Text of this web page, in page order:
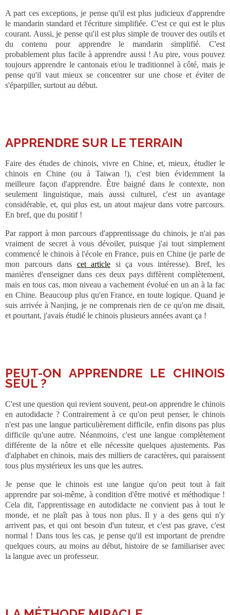
A part ces exceptions, je pense qu'il est plus judicieux d'apprendre
le mandarin standard et l'écriture simplifiée. C'est ce qui est le plus
courant. Aussi, je pense qu'il est plus simple de trouver des outils et
du contenu pour apprendre le mandarin simplifié. C'est
probablement plus facile à apprendre aussi ! Au pire, vous pouvez
toujours apprendre le cantonais et/ou le traditionnel à côté, mais je
pense qu'il vaut mieux se concentrer sur une chose et éviter de
s'éparpiller, surtout au début.
APPRENDRE SUR LE TERRAIN
Faire des études de chinois, vivre en Chine, et, mieux, étudier le
chinois en Chine (ou à Taiwan !), c'est bien évidemment la
meilleure façon d'apprendre. Être baigné dans le contexte, non
seulement linguistique, mais aussi culturel, c'est un avantage
considérable, et, qui plus est, un atout majeur dans votre parcours.
En bref, que du positif !
Par rapport à mon parcours d'apprentissage du chinois, je n'ai pas
vraiment de secret à vous dévoiler, puisque j'ai tout simplement
commencé le chinois à l'école en France, puis en Chine (je parle de
mon parcours dans cet article si ça vous intéresse). Bref, les
manières d'enseigner dans ces deux pays diffèrent complètement,
mais en tous cas, mon niveau a vachement évolué en un an à la fac
en Chine. Beaucoup plus qu'en France, en toute logique. Quand je
suis arrivée à Nanjing, je ne comprenais rien de ce qu'on me disait,
et pourtant, j'avais étudié le chinois plusieurs années avant ça !
PEUT-ON APPRENDRE LE CHINOIS
SEUL ?
C'est une question qui revient souvent, peut-on apprendre le chinois
en autodidacte ? Contrairement à ce qu'on peut penser, le chinois
n'est pas une langue particulièrement difficile, enfin disons pas plus
difficile qu'une autre. Néanmoins, c'est une langue complètement
différente de la nôtre et elle nécessite quelques ajustements. Pas
d'alphabet en chinois, mais des milliers de caractères, qui paraissent
tous plus mystérieux les uns que les autres.
Je pense que le chinois est une langue qu'on peut tout à fait
apprendre par soi-même, à condition d'être motivé et méthodique !
Cela dit, l'apprentissage en autodidacte ne convient pas à tout le
monde, et ne plaît pas à tous non plus. Il y a des gens qui n'y
arrivent pas, et qui ont besoin d'un tuteur, et c'est pas grave, c'est
normal ! Dans tous les cas, je pense qu'il est important de prendre
quelques cours, au moins au début, histoire de se familiariser avec
la langue avec un professeur.